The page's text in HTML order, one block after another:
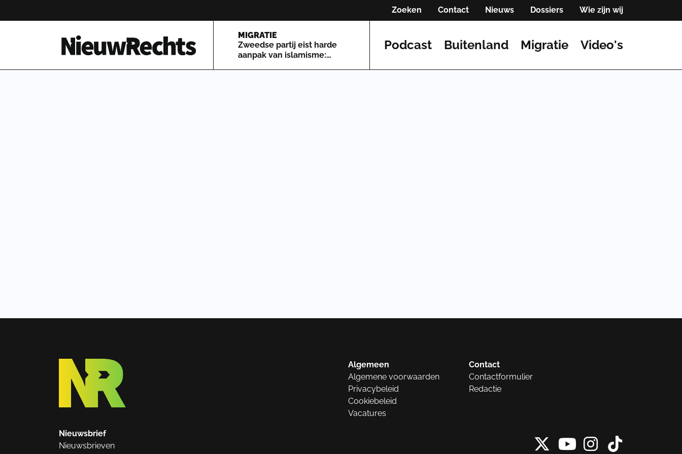
Zoeken Contact Nieuws Dossiers Wie zijn wij
Homepage van NieuwRechts
MIGRATIE
Zweedse partij eist harde
aanpak van islamisme:
Podcast Buitenland Migratie Video's
Algemeen
Algemene voorwaarden
Privacybeleid
Cookiebeleid
Vacatures
Contact
Contactformulier
Redactie
Nieuwsbrief
Nieuwsbrieven
X vanInstagram
Tiktok